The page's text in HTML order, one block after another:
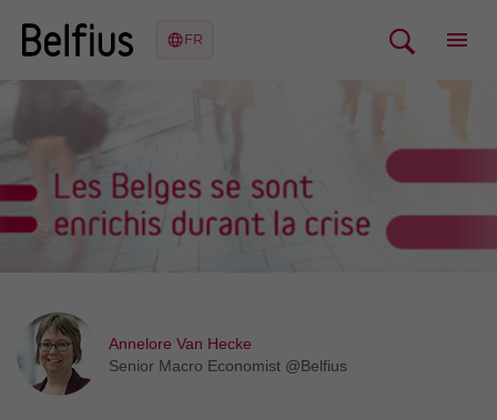
Annelore Van Hecke
Senior Macro Economist @Belfius